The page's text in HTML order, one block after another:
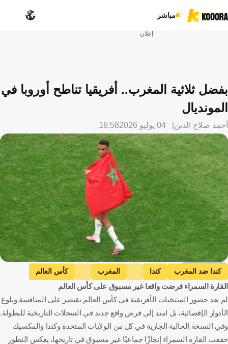
مباشر
إعلان
بفضل ثلاثية المغرب.. أفريقيا تناطح أوروبا في
المونديال
أحمد صلاح الدين 04 يوليو 2026 16:58
Getty Images
كندا ضد المغرب كندا المغرب
كأس العالم
سفيان رحيمي
عز الدين أوناحي كندا
المغرب
الولايات المتحدة
كرة قدم
القارة السمراء فرضت واقعا غير مسبوق على كأس العالم
لم يعد حضور المنتخبات الأفريقية في كأس العالم يقتصر على المنافسة وبلوغ
الأدوار الإقصائية، بل امتد إلى فرض واقع جديد في السجلات التاريخية للبطولة.
وفي النسخة الحالية الجارية في كل من الولايات المتحدة وكندا والمكسيك
حققت القارة السمراء إنجازًا جماعيًا غير مسبوق في تاريخها، يعكس التطور